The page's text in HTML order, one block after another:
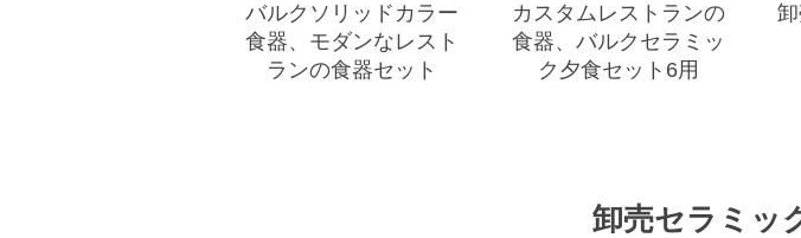
バルクソリッドカラー
食器、モダンなレスト
ランの食器セット
カスタムレストランの
食器、バルクセラミッ
ク夕食セット6用
卸売セラミッ